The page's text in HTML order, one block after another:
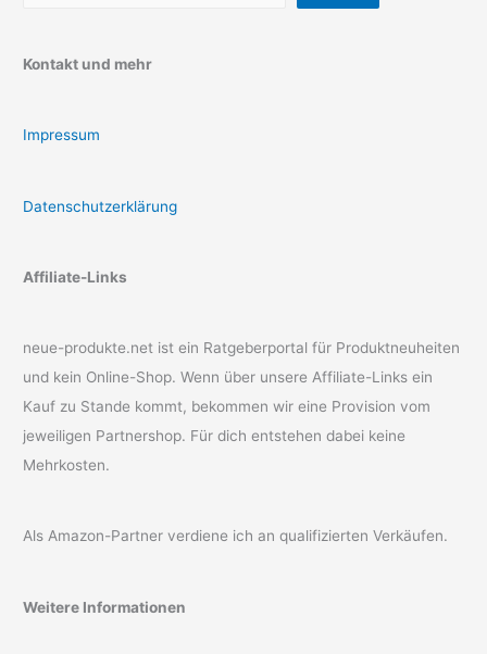
Kontakt und mehr
Impressum
Datenschutzerklärung
Affiliate-Links
neue-produkte.net ist ein Ratgeberportal für Produktneuheiten
und kein Online-Shop. Wenn über unsere Affiliate-Links ein
Kauf zu Stande kommt, bekommen wir eine Provision vom
jeweiligen Partnershop. Für dich entstehen dabei keine
Mehrkosten.
Als Amazon-Partner verdiene ich an qualifizierten Verkäufen.
Weitere Informationen